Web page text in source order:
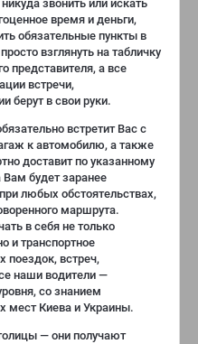
звонить или искать
время и деньги,
обязательные пункты в
взглянуть на табличку
представителя, а все
встречи,
берут в свои руки.
встретит Вас с
к автомобилю, а также
доставит по указанному
будет заранее
любых обстоятельствах,
маршрута.
в себя не только
и транспортное
встреч,
наши водители —
со знанием
мест Киева и Украины.
— они получают